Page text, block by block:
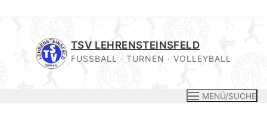
springen
TSV LEHRENSTEINSFELD
FUSSBALL · TURNEN · VOLLEYBALL
MENÜ/SUCHE